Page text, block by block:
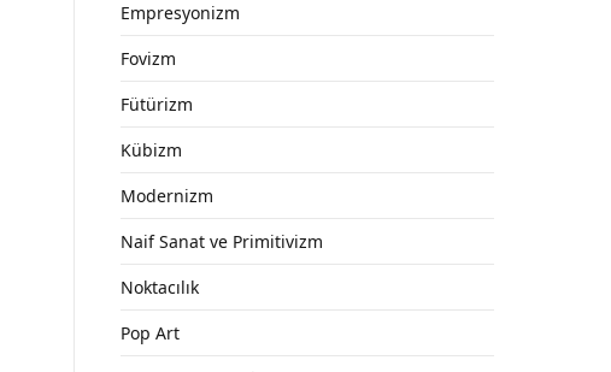
Empresyonizm
Fovizm
Fütürizm
Kübizm
Modernizm
Naif Sanat ve Primitivizm
Noktacılık
Pop Art